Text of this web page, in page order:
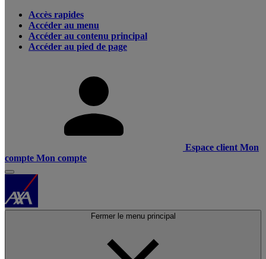
Accès rapides
Accéder au menu
Accéder au contenu principal
Accéder au pied de page
Espace client Mon
compte Mon compte
Fermer le menu principal